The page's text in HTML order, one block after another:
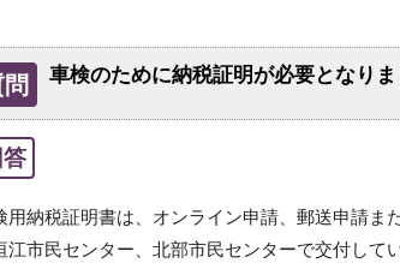
車検のために納税証明が必要となり
答
用納税証明書は、オンライン申請、郵送申請ま
江市民センター、北部市民センターで交付して